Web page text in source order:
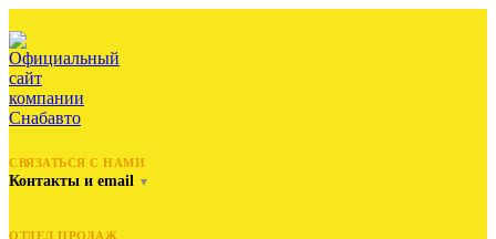
СВЯЗАТЬСЯ С НАМИ
Контакты и email ▼
ОТДЕЛ ПРОДАЖ